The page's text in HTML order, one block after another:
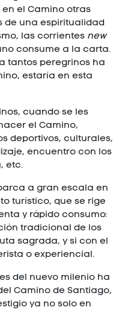
el Camino otras
de una espiritualidad
las corrientes new
consume a la carta.
tantos peregrinos ha
estaría en esta
cuando se les
el Camino,
deportivos, culturales,
encuentro con los
etc.
a gran escala en
turístico, que se rige
y rápido consumo:
tradicional de los
sagrada, y si con el
o experiencial.
del nuevo milenio ha
Camino de Santiago,
ya no solo en